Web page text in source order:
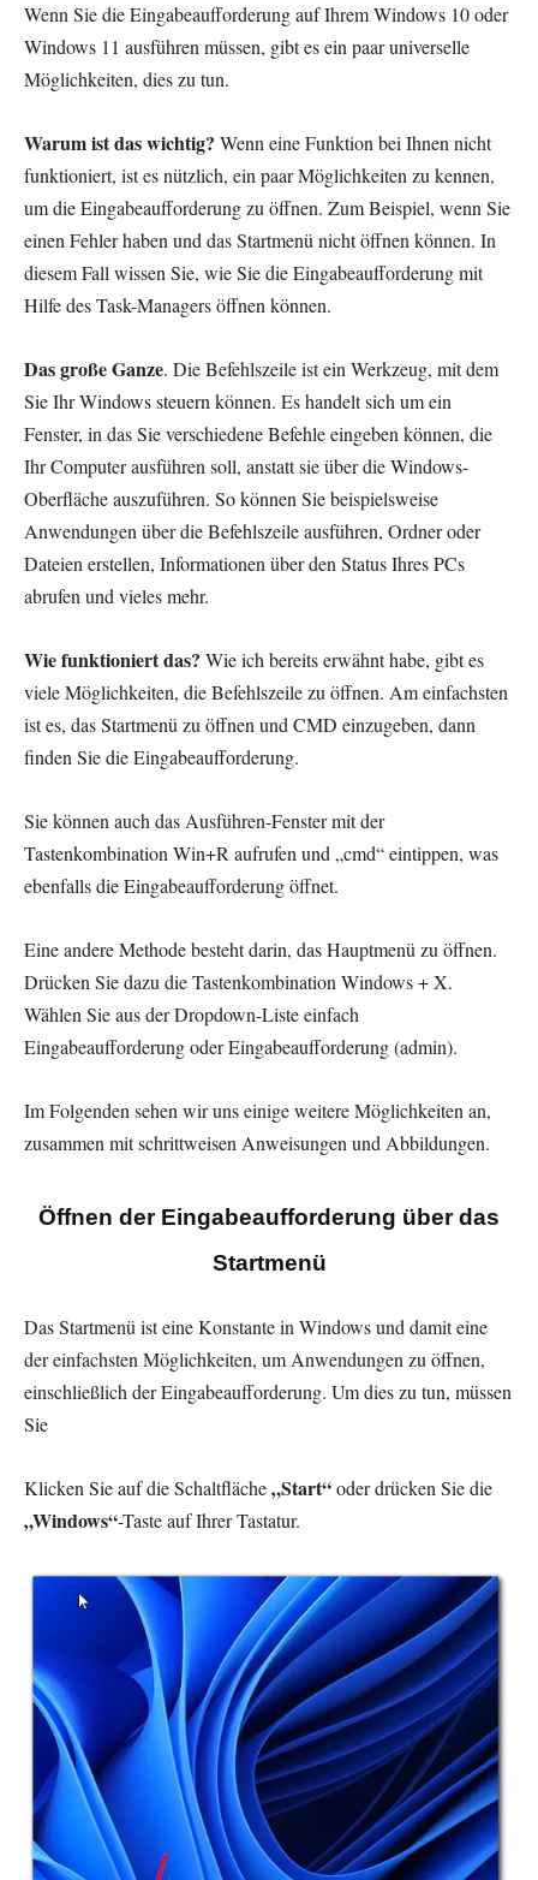
Wenn Sie die Eingabeaufforderung auf Ihrem Windows 10 oder
Windows 11 ausführen müssen, gibt es ein paar universelle
Möglichkeiten, dies zu tun.
Warum ist das wichtig? Wenn eine Funktion bei Ihnen nicht
funktioniert, ist es nützlich, ein paar Möglichkeiten zu kennen,
um die Eingabeaufforderung zu öffnen. Zum Beispiel, wenn Sie
einen Fehler haben und das Startmenü nicht öffnen können. In
diesem Fall wissen Sie, wie Sie die Eingabeaufforderung mit
Hilfe des Task-Managers öffnen können.
Das große Ganze. Die Befehlszeile ist ein Werkzeug, mit dem
Sie Ihr Windows steuern können. Es handelt sich um ein
Fenster, in das Sie verschiedene Befehle eingeben können, die
Ihr Computer ausführen soll, anstatt sie über die Windows-
Oberfläche auszuführen. So können Sie beispielsweise
Anwendungen über die Befehlszeile ausführen, Ordner oder
Dateien erstellen, Informationen über den Status Ihres PCs
abrufen und vieles mehr.
Wie funktioniert das? Wie ich bereits erwähnt habe, gibt es
viele Möglichkeiten, die Befehlszeile zu öffnen. Am einfachsten
ist es, das Startmenü zu öffnen und CMD einzugeben, dann
finden Sie die Eingabeaufforderung.
Sie können auch das Ausführen-Fenster mit der
Tastenkombination Win+R aufrufen und „cmd“ eintippen, was
ebenfalls die Eingabeaufforderung öffnet.
Eine andere Methode besteht darin, das Hauptmenü zu öffnen.
Drücken Sie dazu die Tastenkombination Windows + X.
Wählen Sie aus der Dropdown-Liste einfach
Eingabeaufforderung oder Eingabeaufforderung (admin).
Im Folgenden sehen wir uns einige weitere Möglichkeiten an,
zusammen mit schrittweisen Anweisungen und Abbildungen.
Öffnen der Eingabeaufforderung über das
Startmenü
Das Startmenü ist eine Konstante in Windows und damit eine
der einfachsten Möglichkeiten, um Anwendungen zu öffnen,
einschließlich der Eingabeaufforderung. Um dies zu tun, müssen
Sie
Klicken Sie auf die Schaltfläche„Start“oder drücken Sie die
„Windows“-Taste auf Ihrer Tastatur.